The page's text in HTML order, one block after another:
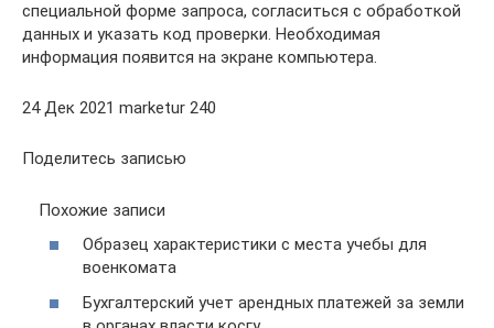
специальной форме запроса, согласиться с обработкой
данных и указать код проверки. Необходимая
информация появится на экране компьютера.
24 Дек 2021 marketur 240
Поделитесь записью
Похожие записи
Образец характеристики с места учебы для
военкомата
Бухгалтерский учет арендных платежей за земли